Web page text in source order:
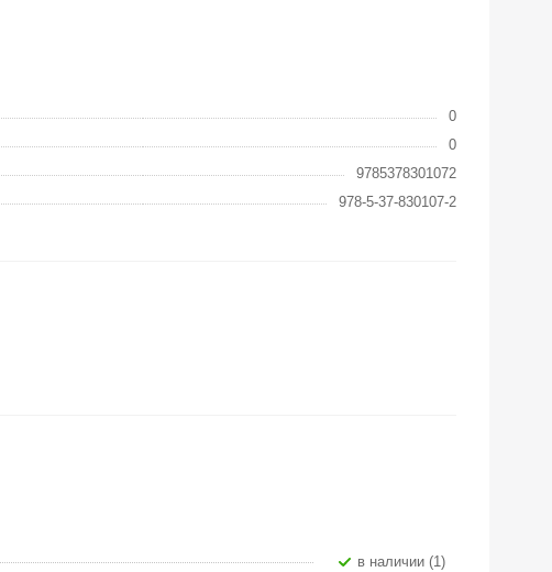
0
0
9785378301072
978-5-37-830107-2
В наличии (1)